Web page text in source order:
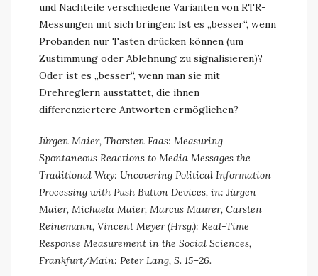
und Nachteile verschiedene Varianten von RTR-
Messungen mit sich bringen: Ist es „besser“, wenn
Probanden nur Tasten drücken können (um
Zustimmung oder Ablehnung zu signalisieren)?
Oder ist es „besser“, wenn man sie mit
Drehreglern ausstattet, die ihnen
differenziertere Antworten ermöglichen?
Jürgen Maier, Thorsten Faas: Measuring
Spontaneous Reactions to Media Messages the
Traditional Way: Uncovering Political Information
Processing with Push Button Devices, in: Jürgen
Maier, Michaela Maier, Marcus Maurer, Carsten
Reinemann, Vincent Meyer (Hrsg.): Real-Time
Response Measurement in the Social Sciences,
Frankfurt/Main: Peter Lang, S. 15–26.